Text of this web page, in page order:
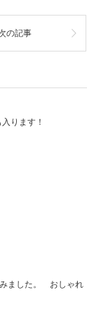
の記事
ります！
ました。 おしゃれ